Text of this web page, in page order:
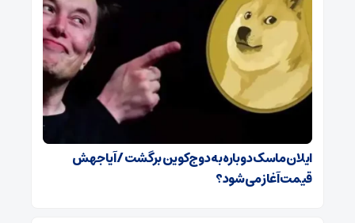
ایلان ماسک دوباره به دوج‌کوین برگشت / آیا جهش
قیمت آغاز می‌شود؟